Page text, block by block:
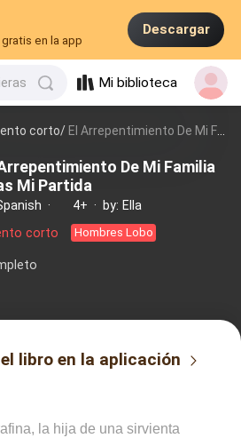
en la app
Descargar
Mi biblioteca
corto/ El Arrepentimiento De Mi Familia Tras Mi Partida
De Mi Familia
Mi Partida
· 4+ ·
by: Ella
corto
Hombres Lobo
libro en la aplicación
la hija de una sirvienta